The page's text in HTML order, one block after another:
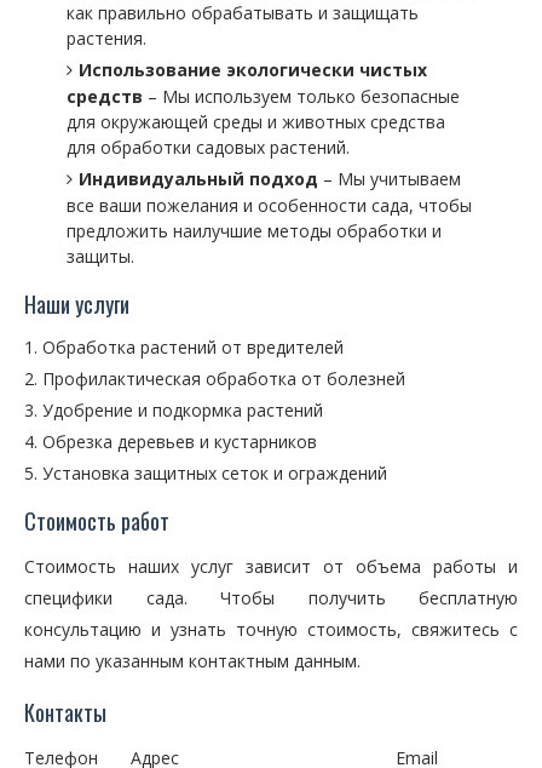
как правильно обрабатывать и защищать
растения.
Использование экологически чистых
средств – Мы используем только безопасные
для окружающей среды и животных средства
для обработки садовых растений.
Индивидуальный подход – Мы учитываем
все ваши пожелания и особенности сада, чтобы
предложить наилучшие методы обработки и
защиты.
Наши услуги
Обработка растений от вредителей
Профилактическая обработка от болезней
Удобрение и подкормка растений
Обрезка деревьев и кустарников
Установка защитных сеток и ограждений
Стоимость работ
Стоимость наших услуг зависит от объема работы и
специфики сада. Чтобы получить бесплатную
консультацию и узнать точную стоимость, свяжитесь с
нами по указанным контактным данным.
Контакты
Телефон Адрес Email